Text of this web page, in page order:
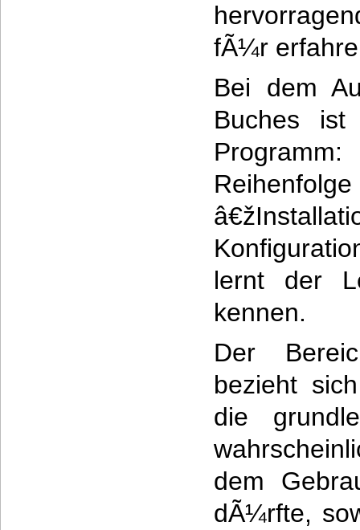
fÃ¼r
Bei dem
Buches
Reihenfolge
lernt der
kennen.
Der
bezieht
die
dem
dÃ¼rfte,